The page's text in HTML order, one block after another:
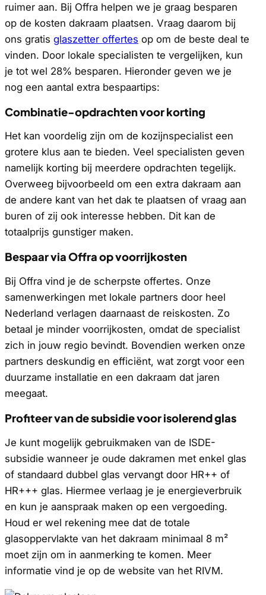
ruimer aan. Bij Offra helpen we je graag besparen
op de kosten dakraam plaatsen. Vraag daarom bij
ons gratis glaszetter offertes op om de beste deal te
vinden. Door lokale specialisten te vergelijken, kun
je tot wel 28% besparen. Hieronder geven we je
nog een aantal extra bespaartips:
Combinatie-opdrachten voor korting
Het kan voordelig zijn om de kozijnspecialist een
grotere klus aan te bieden. Veel specialisten geven
namelijk korting bij meerdere opdrachten tegelijk.
Overweeg bijvoorbeeld om een extra dakraam aan
de andere kant van het dak te plaatsen of vraag aan
buren of zij ook interesse hebben. Dit kan de
totaalprijs gunstiger maken.
Bespaar via Offra op voorrijkosten
Bij Offra vind je de scherpste offertes. Onze
samenwerkingen met lokale partners door heel
Nederland verlagen daarnaast de reiskosten. Zo
betaal je minder voorrijkosten, omdat de specialist
zich in jouw regio bevindt. Bovendien werken onze
partners deskundig en efficiënt, wat zorgt voor een
duurzame installatie en een dakraam dat jaren
meegaat.
Profiteer van de subsidie voor isolerend glas
Je kunt mogelijk gebruikmaken van de ISDE-
subsidie wanneer je oude dakramen met enkel glas
of standaard dubbel glas vervangt door HR++ of
HR+++ glas. Hiermee verlaag je je energieverbruik
en kun je aanspraak maken op een vergoeding.
Houd er wel rekening mee dat de totale
glasoppervlakte van het dakraam minimaal 8 m²
moet zijn om in aanmerking te komen. Meer
informatie vind je op de website van het RIVM.